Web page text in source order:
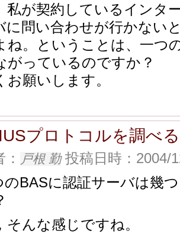
私が契約しているインタ
に問い合わせが行かない
ね。ということは、一つ
がっているのですか？
お願いします。
プロトコルを調べ
戸根 勤投稿日時：2004/
のBASに認証サーバは幾
そんな感じですね。